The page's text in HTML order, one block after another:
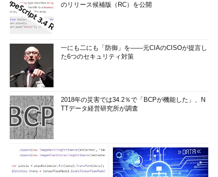
のリリース候補版（RC）を公開
一にも二にも「防御」を――元CIAのCISOが提言し
た6つのセキュリティ対策
2018年の災害では34.2％で「BCPが機能した」、N
TTデータ経営研究所が調査